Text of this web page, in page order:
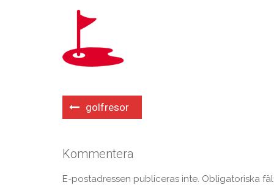
Inläggsnavigering
golfresor
Kommentera
E-postadressen publiceras inte. Obligatoriska